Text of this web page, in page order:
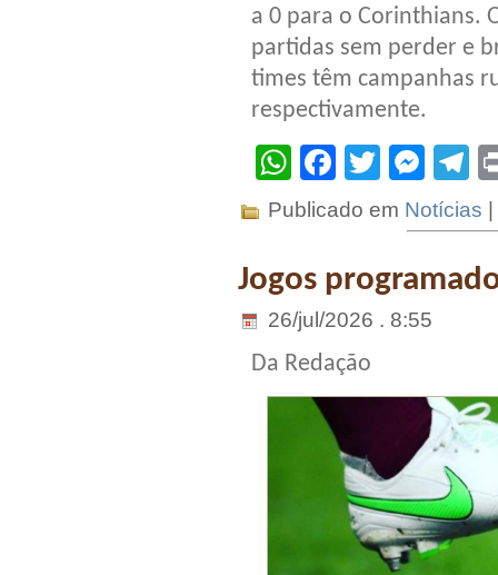
a 0 para o Corinthians.
partidas sem perder e
times têm campanhas
respectivamente.
WhatsApp
Facebook
Twitter
Publicado em Notícias |
Jogos
26/jul/2026 . 8:55
Da Redação